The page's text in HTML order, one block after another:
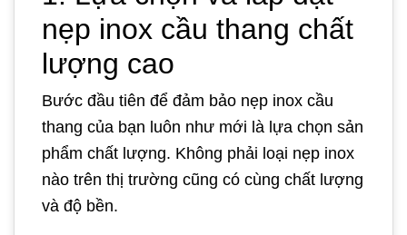
nẹp inox cầu thang chất
lượng cao
Bước đầu tiên để đảm bảo nẹp inox cầu
thang của bạn luôn như mới là lựa chọn sản
phẩm chất lượng. Không phải loại nẹp inox
nào trên thị trường cũng có cùng chất lượng
và độ bền.